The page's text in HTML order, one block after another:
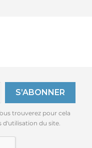
trouverez pour cela
du site.